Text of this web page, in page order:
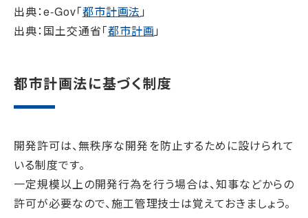
出典：e-Gov「都市計画法 」
出典：国土交通省「都市計画 」
都市計画法に基づく制度
開発許可は、無秩序な開発を防止するために設けられて
いる制度です。
一定規模以上の開発行為を行う場合は、知事などからの
許可が必要なので、施工管理技士は覚えておきましょう。